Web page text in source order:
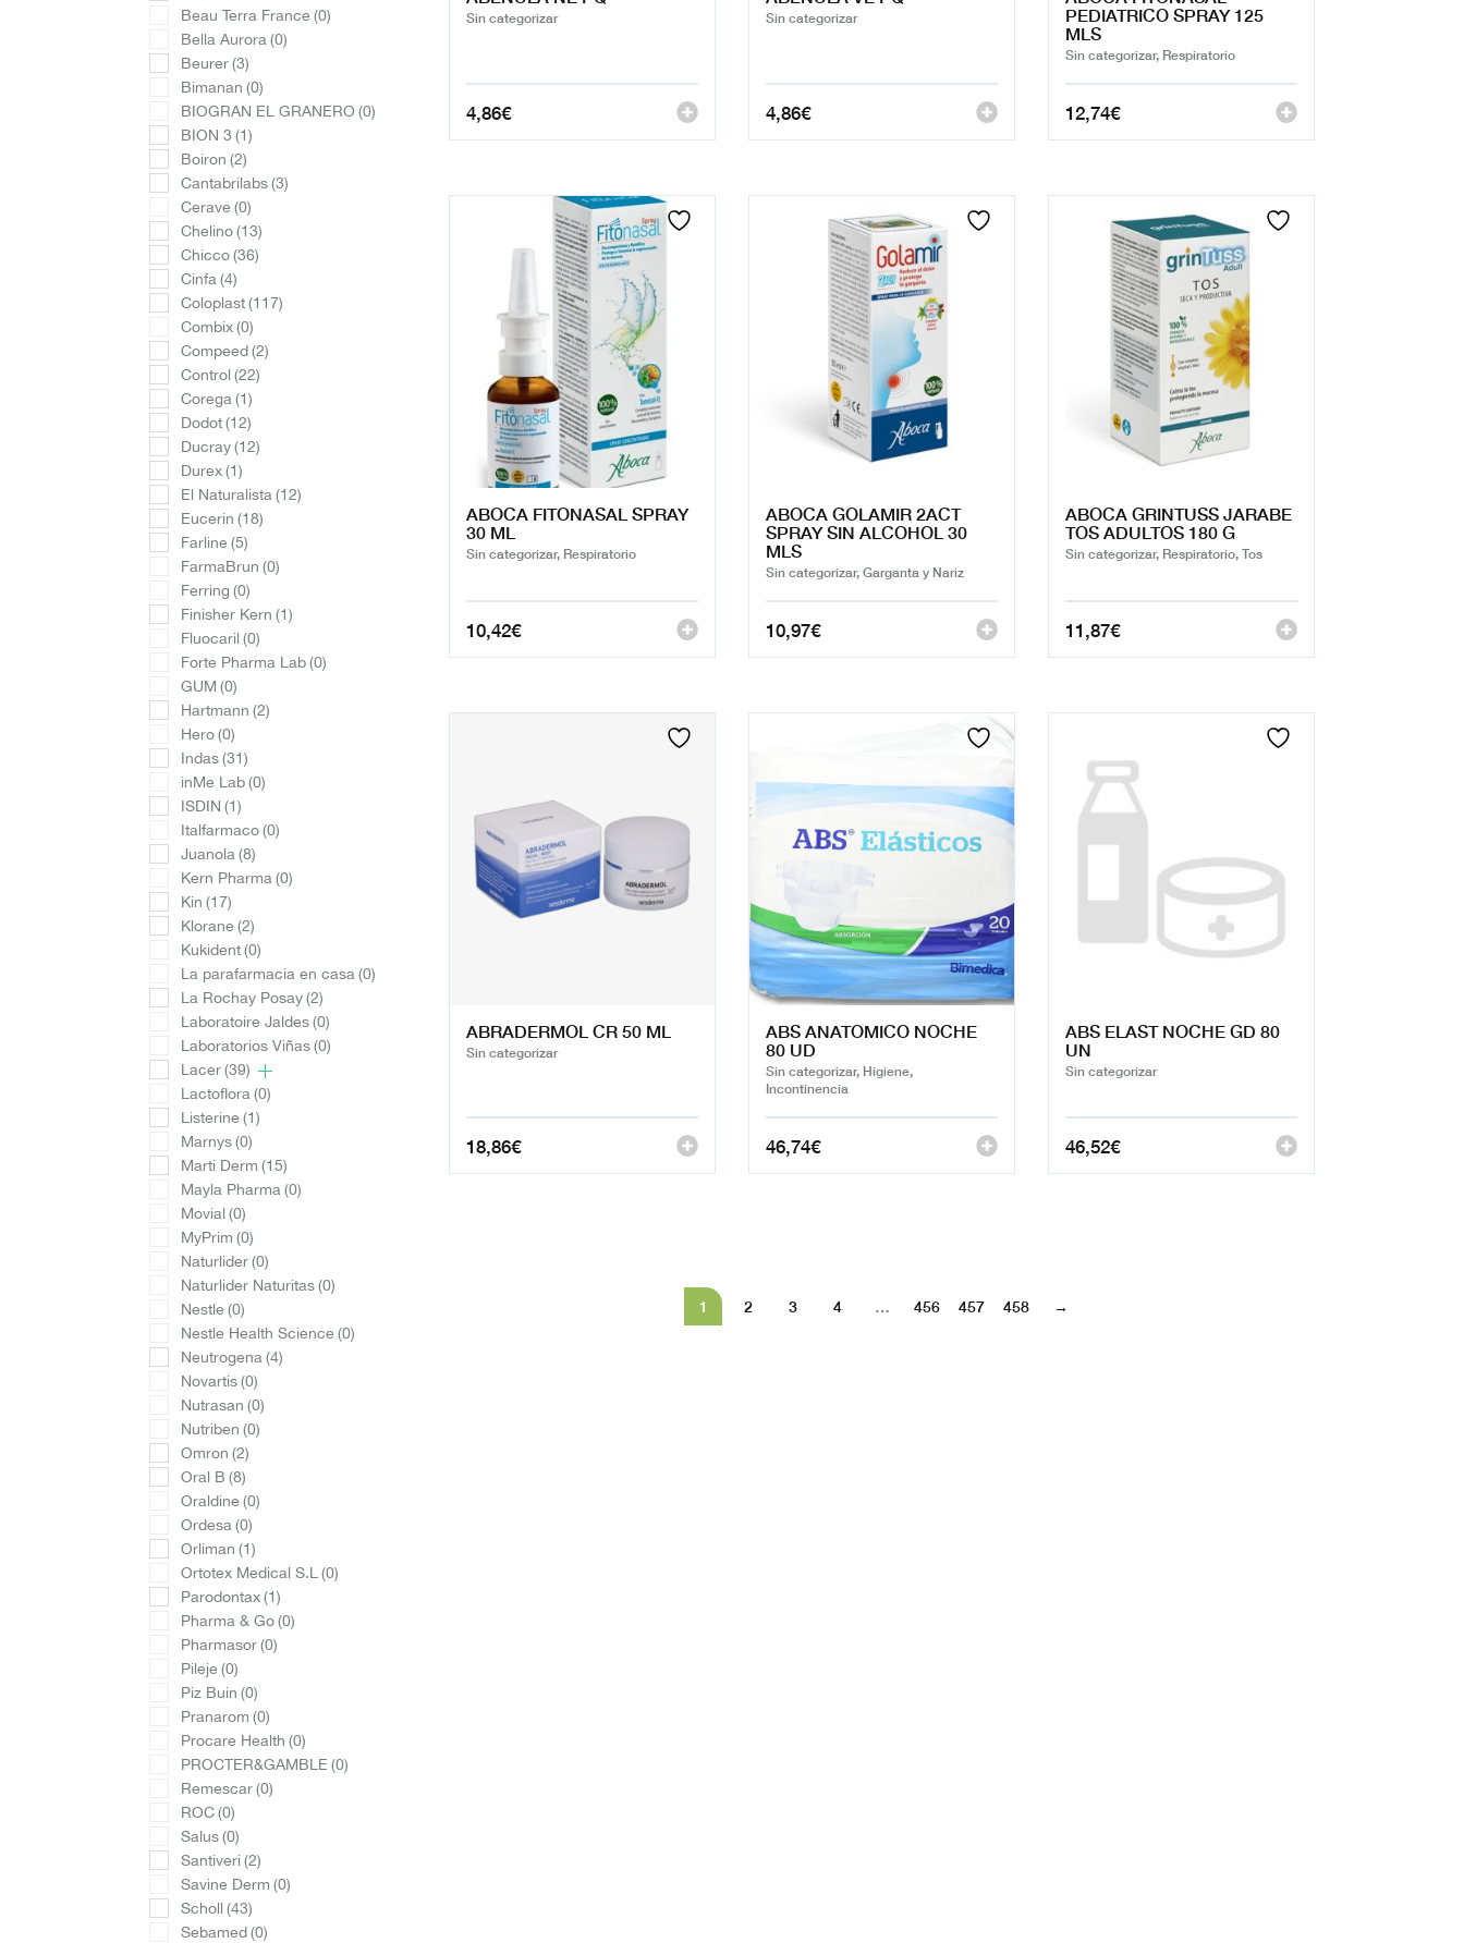
Beau Terra France(0)
Bella Aurora(0)
Beurer(3)
Bimanan(0)
BIOGRAN EL GRANERO(0)
BION 3(1)
Boiron(2)
Cantabrilabs(3)
Cerave(0)
Chelino(13)
Chicco(36)
Cinfa(4)
Coloplast(117)
Combix(0)
Compeed(2)
Control(22)
Corega(1)
Dodot(12)
Ducray(12)
Durex(1)
El Naturalista(12)
Eucerin(18)
Farline(5)
FarmaBrun(0)
Ferring(0)
Finisher Kern(1)
Fluocaril(0)
Forte Pharma Lab(0)
GUM(0)
Hartmann(2)
Hero(0)
Indas(31)
inMe Lab(0)
ISDIN(1)
Italfarmaco(0)
Juanola(8)
Kern Pharma(0)
Kin(17)
Klorane(2)
Kukident(0)
La parafarmacia en casa(0)
La Rochay Posay(2)
Laboratoire Jaldes(0)
Laboratorios Viñas(0)
Lacer(39)
Lactoflora(0)
Listerine(1)
Marnys(0)
Marti Derm(15)
Mayla Pharma(0)
Movial(0)
MyPrim(0)
Naturlider(0)
Naturlider Naturitas(0)
Nestle(0)
Nestle Health Science(0)
Neutrogena(4)
Novartis(0)
Nutrasan(0)
Nutriben(0)
Omron(2)
Oral B(8)
Oraldine(0)
Ordesa(0)
Orliman(1)
Ortotex Medical S.L(0)
Parodontax(1)
Pharma & Go(0)
Pharmasor(0)
Pileje(0)
Piz Buin(0)
Pranarom(0)
Procare Health(0)
PROCTER&GAMBLE(0)
Remescar(0)
ROC(0)
Salus(0)
Santiveri(2)
Savine Derm(0)
Scholl(43)
Sebamed(0)
Sin categorizar
4,86€
Sin categorizar
4,86€
PEDIATRICO SPRAY 125
MLS
Sin categorizar, Respiratorio
12,74€
ABOCA FITONASAL SPRAY
30 ML
Sin categorizar, Respiratorio
10,42€
ABOCA GOLAMIR 2ACT
SPRAY SIN ALCOHOL 30
MLS
Sin categorizar, Garganta y Nariz
10,97€
ABOCA GRINTUSS JARABE
TOS ADULTOS 180 G
Sin categorizar, Respiratorio, Tos
11,87€
ABRADERMOL CR 50 ML
Sin categorizar
18,86€
ABS ANATOMICO NOCHE
80 UD
Sin categorizar, Higiene,
Incontinencia
46,74€
ABS ELAST NOCHE GD 80
UN
Sin categorizar
46,52€
1 2 3 4 … 456 457 458 →